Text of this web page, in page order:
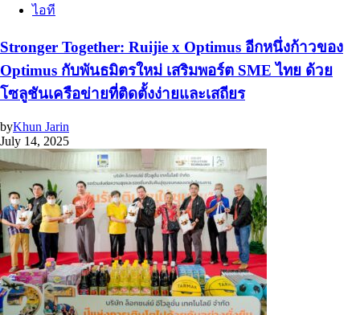
ไอที
Stronger Together: Ruijie x Optimus อีกหนึ่งก้าวของ
Optimus กับพันธมิตรใหม่ เสริมพอร์ต SME ไทย ด้วย
โซลูชันเครือข่ายที่ติดตั้งง่ายและเสถียร
byKhun Jarin
July 14, 2025